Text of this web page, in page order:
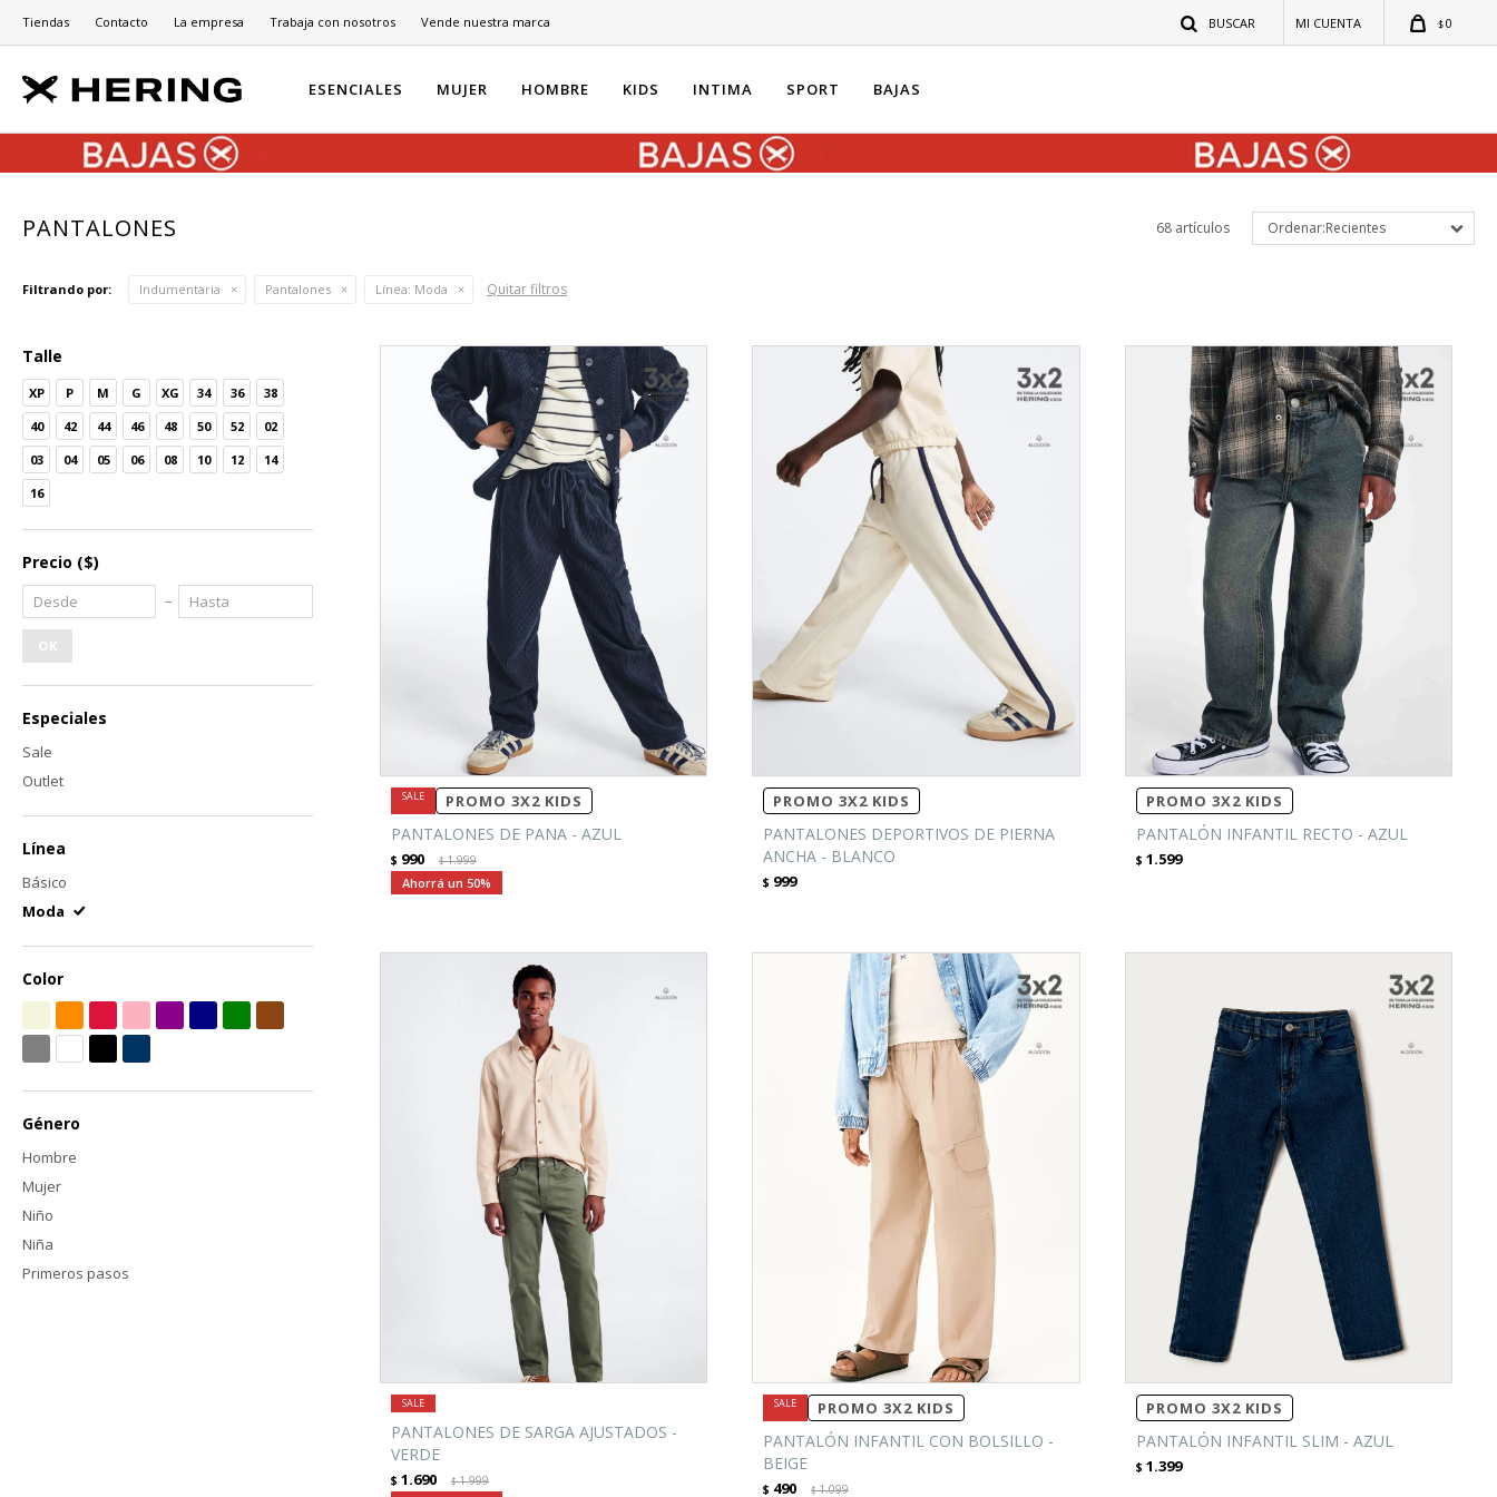
ESENCIALES MUJER HOMBRE KIDS INTIMA SPORT BAJAS
$0
Tiendas Contacto La empresa Trabaja con nosotros Vende nuestra marca
PANTALONES 68 artículos Recientes
Filtrando por: Indumentaria Pantalones Línea: Moda Quitar filtros
PROMO 3X2 KIDS
PANTALONES DE PANA - AZUL
$ 990 $1.999
50
PROMO 3X2 KIDS
PANTALONES DEPORTIVOS DE PIERNA
ANCHA - BLANCO
$ 999
PROMO 3X2 KIDS
PANTALÓN INFANTIL RECTO - AZUL
$ 1.599
PANTALONES DE SARGA AJUSTADOS -
VERDE
$ 1.690 $1.999
PROMO 3X2 KIDS
PANTALÓN INFANTIL CON BOLSILLO -
BEIGE
$ 490 $1.099
PROMO 3X2 KIDS
PANTALÓN INFANTIL SLIM - AZUL
$ 1.399
Talle
XP P M G XG 34 36
38
40
42 44 46 48 50 52
02
03
04 05 06 08 10 12
14
16
Precio ($)
OK
Especiales
Sale
Outlet
Línea
Básico
Moda
Color
Género
Hombre
Mujer
Niño
Niña
Primeros pasos